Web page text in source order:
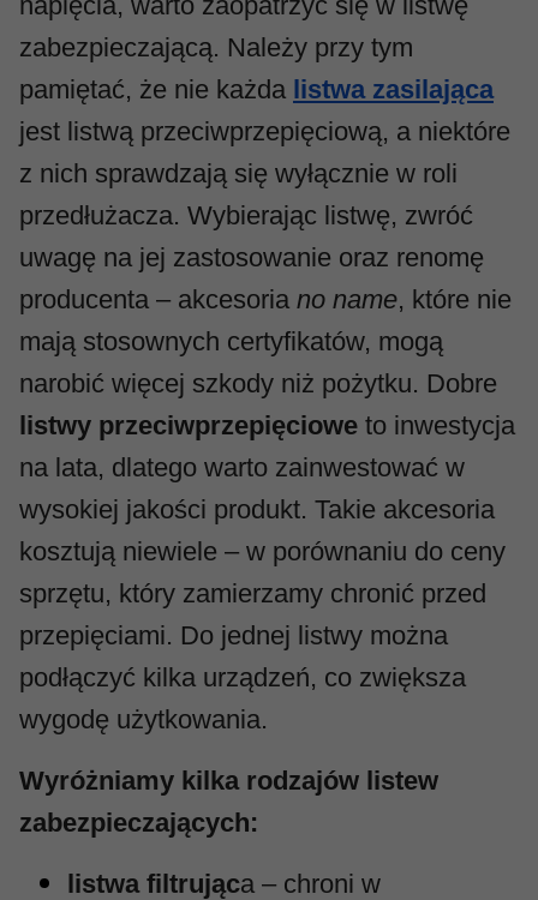
zabezpieczającą. Należy przy tym
pamiętać, że nie każda listwa zasilająca
jest listwą przeciwprzepięciową, a niektóre
z nich sprawdzają się wyłącznie w roli
przedłużacza. Wybierając listwę, zwróć
uwagę na jej zastosowanie oraz renomę
producenta – akcesoria no name, które nie
mają stosownych certyfikatów, mogą
narobić więcej szkody niż pożytku. Dobre
listwy przeciwprzepięciowe to inwestycja
na lata, dlatego warto zainwestować w
wysokiej jakości produkt. Takie akcesoria
kosztują niewiele – w porównaniu do ceny
sprzętu, który zamierzamy chronić przed
przepięciami. Do jednej listwy można
podłączyć kilka urządzeń, co zwiększa
wygodę użytkowania.
Wyróżniamy kilka rodzajów listew
zabezpieczających:
listwa filtrująca – chroni w